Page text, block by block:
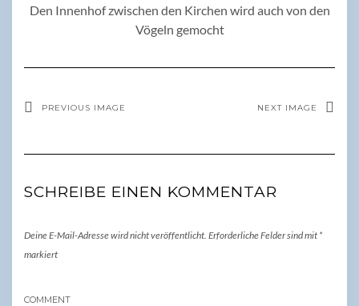
Den Innenhof zwischen den Kirchen wird auch von den
Vögeln gemocht
PREVIOUS IMAGE NEXT IMAGE
SCHREIBE EINEN KOMMENTAR
Deine E-Mail-Adresse wird nicht veröffentlicht. Erforderliche Felder sind mit *
markiert
COMMENT